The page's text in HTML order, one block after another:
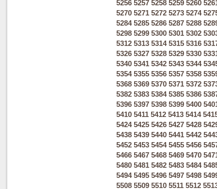
5256 5257 5258 5259 5260
5270 5271 5272 5273 5274
5284 5285 5286 5287 5288
5298 5299 5300 5301 5302
5312 5313 5314 5315 5316
5326 5327 5328 5329 5330
5340 5341 5342 5343 5344
5354 5355 5356 5357 5358
5368 5369 5370 5371 5372
5382 5383 5384 5385 5386
5396 5397 5398 5399 5400
5410 5411 5412 5413 5414
5424 5425 5426 5427 5428
5438 5439 5440 5441 5442
5452 5453 5454 5455 5456
5466 5467 5468 5469 5470
5480 5481 5482 5483 5484
5494 5495 5496 5497 5498
5508 5509 5510 5511 5512